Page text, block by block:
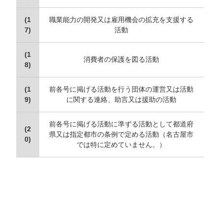
(1
7)
職業能力の開発又は雇用機会の拡充を支援する
活動
(1
8)
消費者の保護を図る活動
(1
9)
前各号に掲げる活動を行う団体の運営又は活動
に関する連絡、助言又は援助の活動
(2
0)
前各号に掲げる活動に準ずる活動として都道府
県又は指定都市の条例で定める活動（名古屋市
では特に定めていません。）